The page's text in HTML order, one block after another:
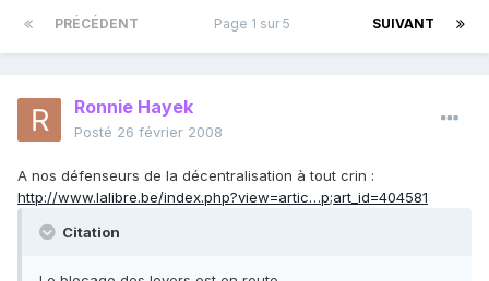
PRÉCÉDENT SUIVANT
Page 1 sur 5
Ronnie Hayek
Posté 26 février 2008
A nos défenseurs de la décentralisation à tout crin :
http://www.lalibre.be/index.php?view=artic…p;art_id=404581
Citation